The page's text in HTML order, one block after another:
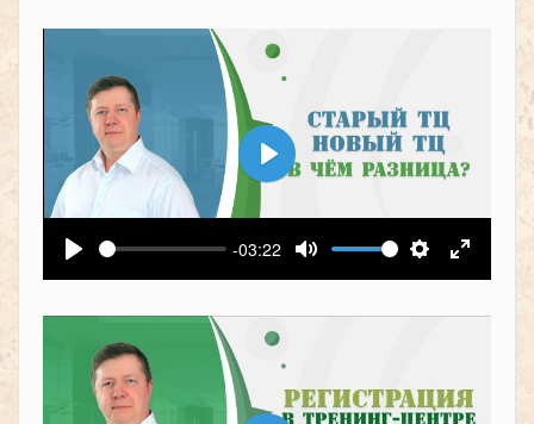
Воспроизвести
-03:22
Выключить звукНастройки
На
Воспроизвести